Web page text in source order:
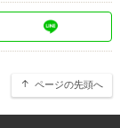
ページの先頭へ